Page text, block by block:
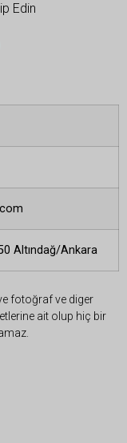
Edin
Altındağ/Ankara
fotoğraf ve diger
ait olup hiç bir